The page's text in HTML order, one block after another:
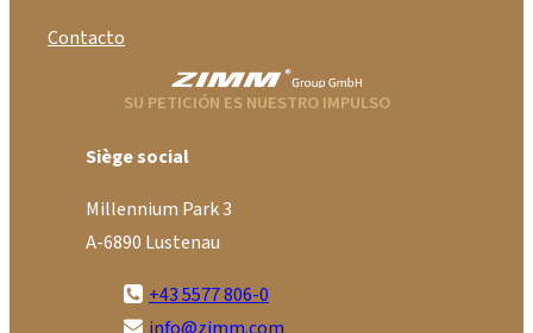
Contacto
SU PETICIÓN ES NUESTRO IMPULSO
Siège social
Millennium Park 3
A-6890 Lustenau
+43 5577 806-0